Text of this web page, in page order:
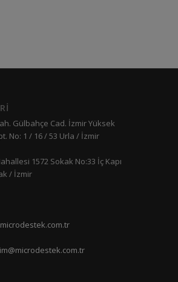
Gülbahçe Cad. İzmir Yüksek
No: 1 / 16 / 53 Urla / İzmir
1572 Sokak No:33 İç Kapı
/ İzmir